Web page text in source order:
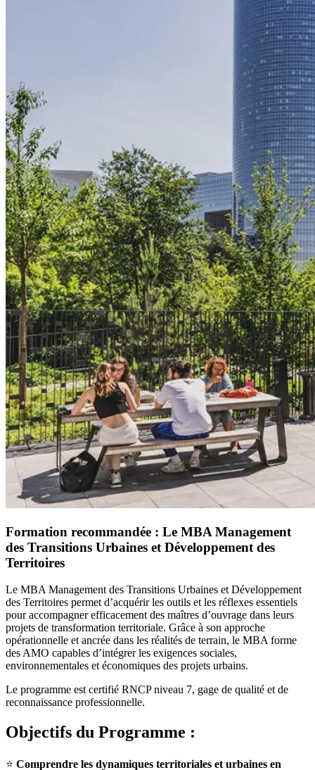
Formation recommandée : Le MBA Management
des Transitions Urbaines et Développement des
Territoires
Le MBA Management des Transitions Urbaines et Développement
des Territoires permet d’acquérir les outils et les réflexes essentiels
pour accompagner efficacement des maîtres d’ouvrage dans leurs
projets de transformation territoriale. Grâce à son approche
opérationnelle et ancrée dans les réalités de terrain, le MBA forme
des AMO capables d’intégrer les exigences sociales,
environnementales et économiques des projets urbains.
Le programme est certifié RNCP niveau 7, gage de qualité et de
reconnaissance professionnelle.
Objectifs du Programme :
⭐ Comprendre les dynamiques territoriales et urbaines en